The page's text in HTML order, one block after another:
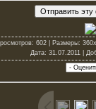
: 602 | Размеры:
Дата: 31.07.2011 |